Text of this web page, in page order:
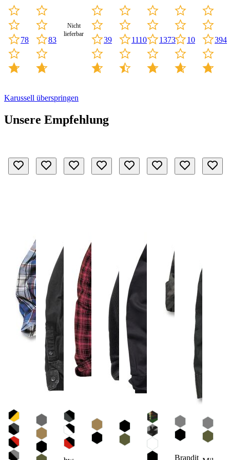
78 83
Nicht
lieferbar
39 1110 1373 10 394
Karussell überspringen
Unsere Empfehlung
Brandit